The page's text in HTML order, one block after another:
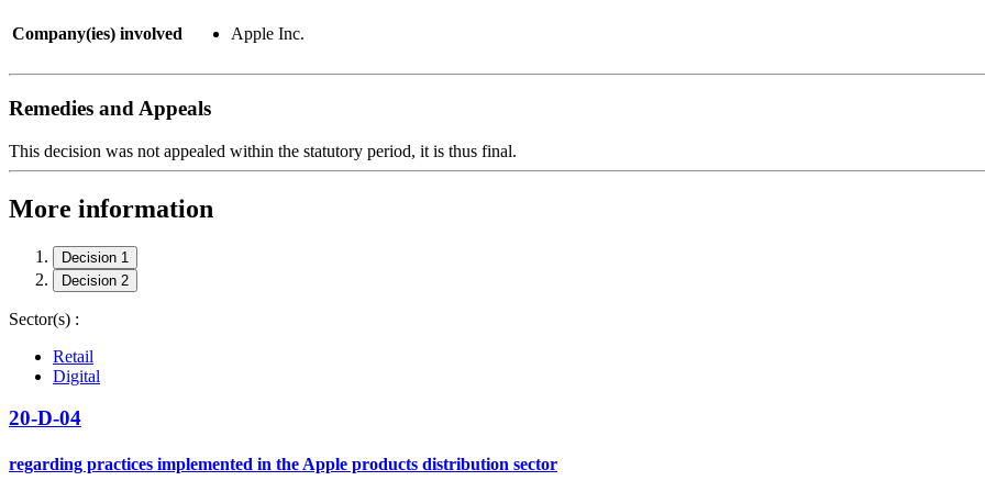
Company(ies) involved Apple Inc.
Remedies and Appeals
This decision was not appealed within the statutory period, it is thus final.
More information
Decision 1
Decision 2
Sector(s) :
Retail
Digital
20-D-04
regarding practices implemented in the Apple products distribution sector